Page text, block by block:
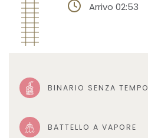
Arrivo 02:53
BINARIO SENZA TEMPO
BATTELLO A VAPORE